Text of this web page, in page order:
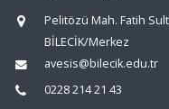
Pelitözü Mah. Fatih
BİLECİK/Merkez
avesis@bilecik.edu.tr
0228 214 21 43